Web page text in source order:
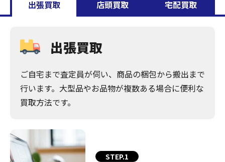
出張買取 店頭買取 宅配買取
出張買取
ご自宅まで査定員が伺い、商品の梱包から搬出まで
行います。大型品やお品物が複数ある場合に便利な
買取方法です。
STEP.1